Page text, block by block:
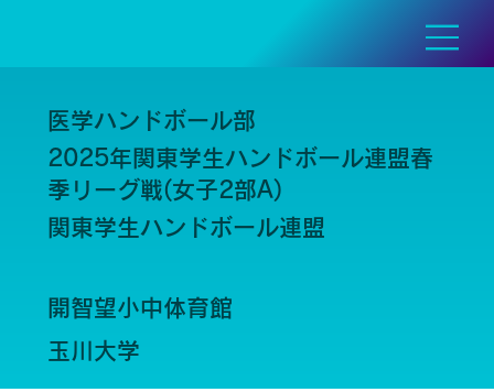
医学ハンドボール部
2025年関東学生ハンドボール連盟春
季リーグ戦(女子2部A)
関東学生ハンドボール連盟
開智望小中体育館
玉川大学